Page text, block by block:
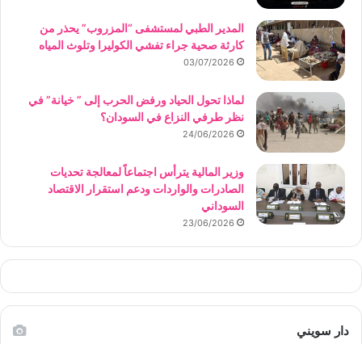
المدير الطبي لمستشفى “المزروب” يحذر من
كارثة صحية جراء تفشي الكوليرا وتلوث المياه
03/07/2026
لماذا تحول الحياد ورفض الحرب إلى ” خيانة” في
نظر طرفي النزاع في السودان؟
24/06/2026
وزير المالية يترأس اجتماعاً لمعالجة تحديات
الصادرات والواردات ودعم استقرار الاقتصاد
السوداني
23/06/2026
دار سويني